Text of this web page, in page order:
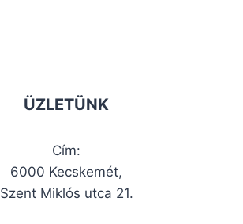
ÜZLETÜNK
Cím:
6000 Kecskemét,
Szent Miklós utca 21.